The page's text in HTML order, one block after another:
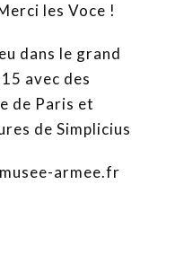
les Voce !
dans le grand
avec des
de Paris et
de Simplicius
armee.fr